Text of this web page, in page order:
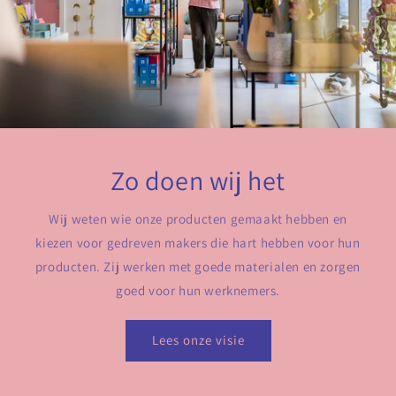
Zo doen wij het
Wij weten wie onze producten gemaakt hebben en
kiezen voor gedreven makers die hart hebben voor hun
producten. Zij werken met goede materialen en zorgen
goed voor hun werknemers.
Lees onze visie